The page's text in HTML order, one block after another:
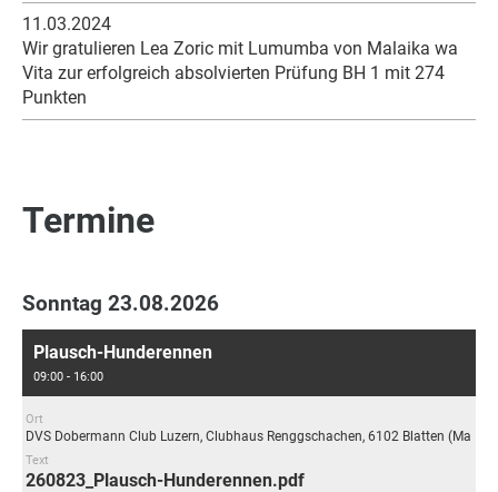
11.03.2024
Wir gratulieren Lea Zoric mit Lumumba von Malaika wa
Vita zur erfolgreich absolvierten Prüfung BH 1 mit 274
Punkten
Termine
Sonntag 23.08.2026
Plausch-Hunderennen
09:00 - 16:00
Ort
DVS Dobermann Club Luzern, Clubhaus Renggschachen, 6102 Blatten
Text
260823_Plausch-Hunderennen.pdf